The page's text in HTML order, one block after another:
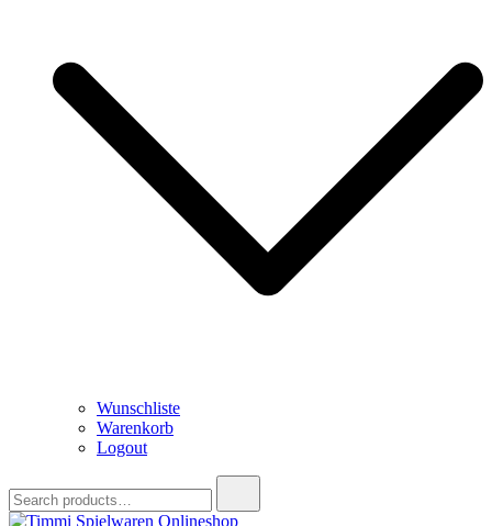
Wunschliste
Warenkorb
Logout
for: